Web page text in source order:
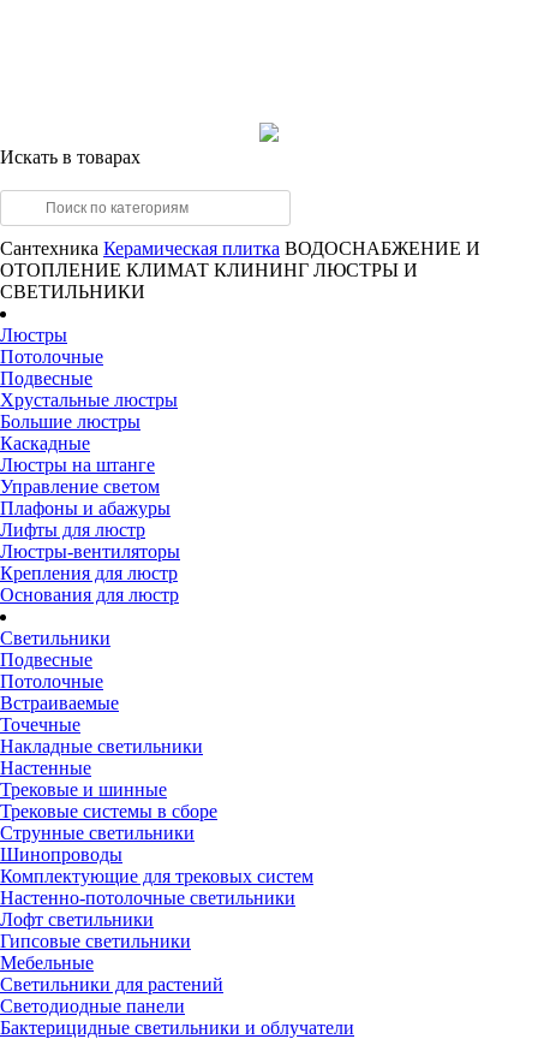
Искать в товарах
Сантехника Керамическая плитка ВОДОСНАБЖЕНИЕ И
ОТОПЛЕНИЕ КЛИМАТ КЛИНИНГ ЛЮСТРЫ И
СВЕТИЛЬНИКИ
Люстры
Потолочные
Подвесные
Хрустальные люстры
Большие люстры
Каскадные
Люстры на штанге
Управление светом
Плафоны и абажуры
Лифты для люстр
Люстры-вентиляторы
Крепления для люстр
Основания для люстр
Светильники
Подвесные
Потолочные
Встраиваемые
Точечные
Накладные светильники
Настенные
Трековые и шинные
Трековые системы в сборе
Струнные светильники
Шинопроводы
Комплектующие для трековых систем
Настенно-потолочные светильники
Лофт светильники
Гипсовые светильники
Мебельные
Светильники для растений
Светодиодные панели
Бактерицидные светильники и облучатели